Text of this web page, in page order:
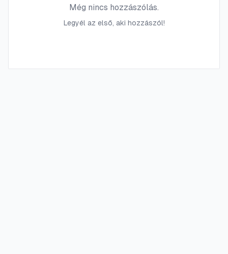
Még nincs hozzászólás.
Legyél az első, aki hozzászól!